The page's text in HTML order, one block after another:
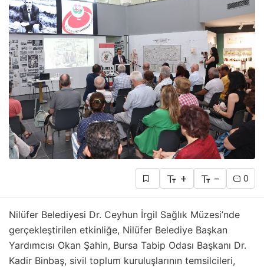
+ - 0
Nilüfer Belediyesi Dr. Ceyhun İrgil Sağlık Müzesi’nde
gerçekleştirilen etkinliğe, Nilüfer Belediye Başkan
Yardımcısı Okan Şahin, Bursa Tabip Odası Başkanı Dr.
Kadir Binbaş, sivil toplum kuruluşlarının temsilcileri,